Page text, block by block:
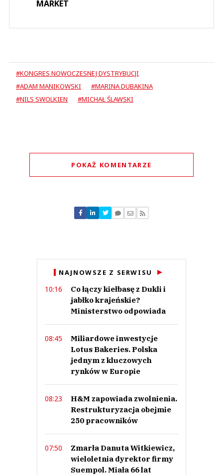
MARKET
#KONGRES NOWOCZESNEJ DYSTRYBUCJI
#ADAM MANIKOWSKI
#MARINA DUBAKINA
#NILS SWOLKIEN
#MICHAŁ ŚLAWSKI
POKAŻ KOMENTARZE
Nie znaleziono komentarzy
Zostaw swoje komentarze
NAJNOWSZE Z SERWISU
10:16
Co łączy kiełbasę z Dukli i
jabłko krajeńskie?
Ministerstwo odpowiada
08:45
Miliardowe inwestycje
Lotus Bakeries. Polska
jednym z kluczowych
rynków w Europie
08:23
H&M zapowiada zwolnienia.
Restrukturyzacja obejmie
250 pracowników
07:50
Zmarła Danuta Witkiewicz,
wieloletnia dyrektor firmy
Suempol. Miała 66 lat